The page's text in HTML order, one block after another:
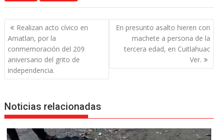
Navegación
de
entradas
Realizan acto cívico en
Amatlan, por la
conmemoración del 209
aniversario del grito de
independencia.
En presunto asalto hieren con
machete a persona de la
tercera edad, en Cuitlahuac
Ver.
Noticias relacionadas